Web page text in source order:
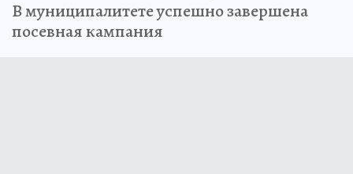
В муниципалитете успешно завершена
посевная кампания